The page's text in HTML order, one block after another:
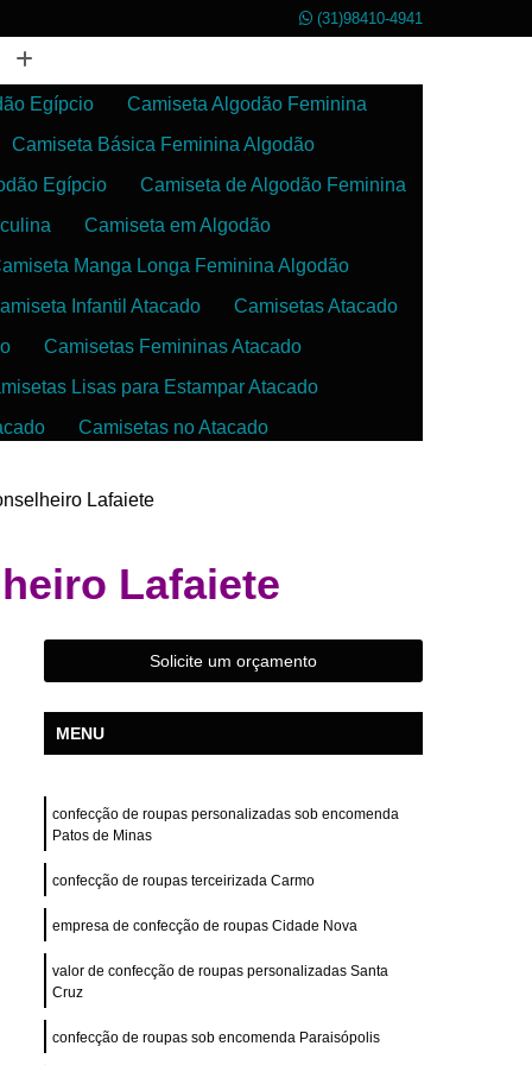
(31)98410-4941
Egípcio
Camiseta Algodão Feminina
Camiseta Básica Feminina Algodão
Egípcio
Camiseta de Algodão Feminina
Camiseta em Algodão
Manga Longa Feminina Algodão
Infantil Atacado
Camisetas Atacado
Camisetas Femininas Atacado
Lisas para Estampar Atacado
Camisetas no Atacado
Confecção de Roupas
Confecção de Roupas Terceirizada
Fabrica e Confecção de Roupas
Desenvolvimento de Estampa
Desenvolvimento de Estampa para Camisas
Estampa para Roupas
para Roupas Femininas
para Roupas Masculinas
Estampa Personalizada
Desenvolvimento Estampa Camiseta
Confecção Private Label
Lafaiete
Lafaiete
Solicite um orçamento
MENU
confecção de roupas personalizadas sob encomenda
Patos de Minas
confecção de roupas terceirizada Carmo
empresa de confecção de roupas Cidade Nova
valor de confecção de roupas personalizadas Santa
Cruz
confecção de roupas sob encomenda Paraisópolis